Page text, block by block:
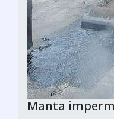
Manta